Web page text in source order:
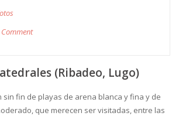
(Ribadeo, Lugo)
sin fin de playas de arena blanca y fina y de
que merecen ser visitadas, entre las